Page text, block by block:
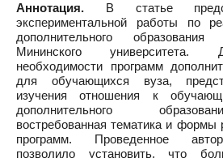
Аннотация. В статье
экспериментальной работы по
дополнительного
Мининского университета.
необходимости программ
для обучающихся вуза,
изучения отношения к
дополнительного
востребованная тематика и формы
программ. Проведенное
позволило установить, что